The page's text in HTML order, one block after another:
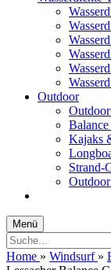
Outdoor
Kajaks
Strand-
Menü
Home » Windsurf »